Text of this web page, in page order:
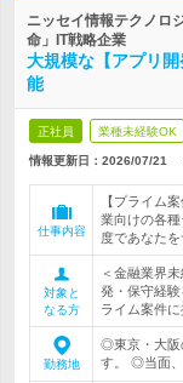
ニッセイ情報テクノロ
命」IT戦略企業
大規模な【アプリ
能
正社員 業種未経験OK
情報更新日：2026/07/21
仕事内容
【プライム
業向けの各
度であなたを
対象と
なる方
＜金融業界
発・保守経
ライム案件
勤務地
◎東京・大阪
す。 ◎当面